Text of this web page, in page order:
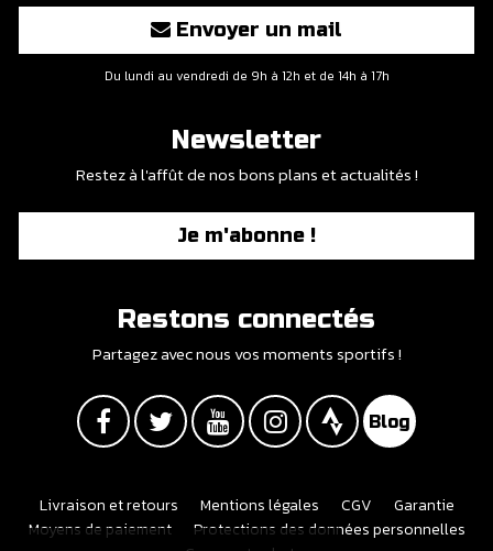
Envoyer un mail
Du lundi au vendredi de 9h à 12h et de 14h à 17h
Newsletter
Restez à l'affût de nos bons plans et actualités !
Je m'abonne !
Restons connectés
Partagez avec nous vos moments sportifs !
Livraison et retours Mentions légales CGV
Garantie
Moyens de paiement
Protections des données personnelles